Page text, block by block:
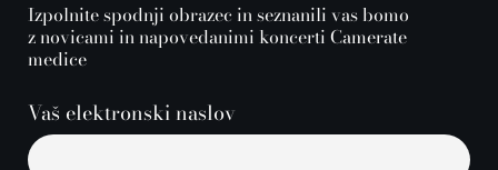
Izpolnite spodnji obrazec in seznanili vas bomo
z novicami in napovedanimi koncerti Camerate
medice
Vaš elektronski naslov